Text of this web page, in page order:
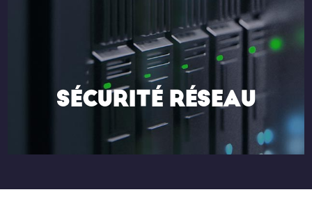
SÉCURITÉ RÉSEAU